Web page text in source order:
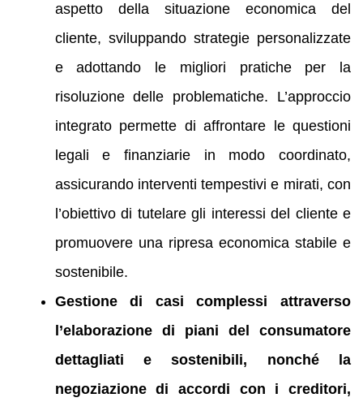
aspetto della situazione economica del
cliente, sviluppando strategie personalizzate
e adottando le migliori pratiche per la
risoluzione delle problematiche. L’approccio
integrato permette di affrontare le questioni
legali e finanziarie in modo coordinato,
assicurando interventi tempestivi e mirati, con
l’obiettivo di tutelare gli interessi del cliente e
promuovere una ripresa economica stabile e
sostenibile.
Gestione di casi complessi attraverso
l’elaborazione di piani del consumatore
dettagliati e sostenibili, nonché la
negoziazione di accordi con i creditori,